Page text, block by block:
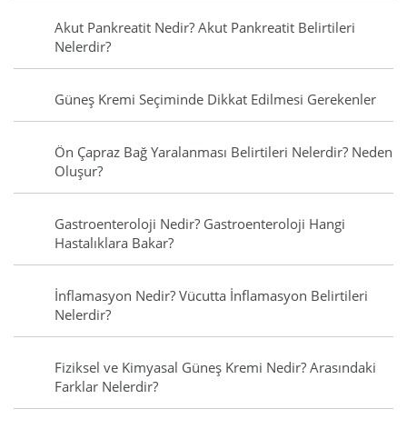
Akut Pankreatit Nedir? Akut Pankreatit Belirtileri
Nelerdir?
Güneş Kremi Seçiminde Dikkat Edilmesi Gerekenler
Ön Çapraz Bağ Yaralanması Belirtileri Nelerdir? Neden
Oluşur?
Gastroenteroloji Nedir? Gastroenteroloji Hangi
Hastalıklara Bakar?
İnflamasyon Nedir? Vücutta İnflamasyon Belirtileri
Nelerdir?
Fiziksel ve Kimyasal Güneş Kremi Nedir? Arasındaki
Farklar Nelerdir?